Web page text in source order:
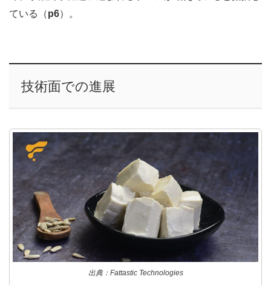
ている（p6）。
技術面での進展
出典：Fattastic Technologies